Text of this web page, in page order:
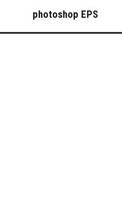
photoshop EPS